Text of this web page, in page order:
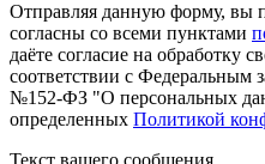
Отправляя данную форму, вы
согласны со всеми пунктами
даёте согласие на обработку
соответствии с Федеральным
№152-ФЗ "О персональных
определенных Политикой